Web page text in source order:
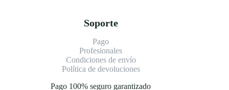
Soporte
Pago
Profesionales
Condiciones de envío
Política de devoluciones
Pago 100% seguro garantizado